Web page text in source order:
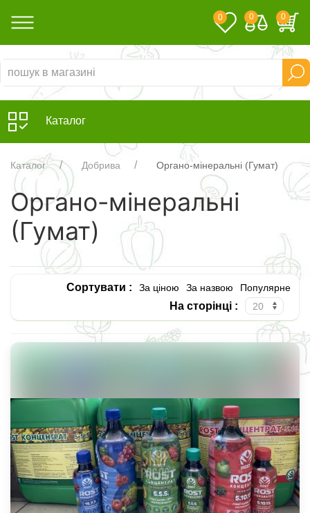
0 0 0
Каталог
Каталог Добрива Органо-мінеральні (Гумат)
Органо-мінеральні
(Гумат)
Сортувати : За ціною За назвою Популярне
На сторінці :